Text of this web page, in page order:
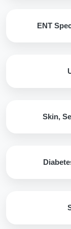
ENT
Skin,